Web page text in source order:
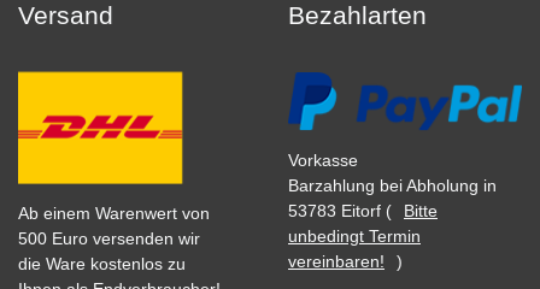
Versand
Ab einem Warenwert von
500 Euro versenden wir
die Ware kostenlos zu
Bezahlarten
Vorkasse
Barzahlung bei Abholung in
53783 Eitorf (
Bitte
unbedingt Termin
vereinbaren!
)